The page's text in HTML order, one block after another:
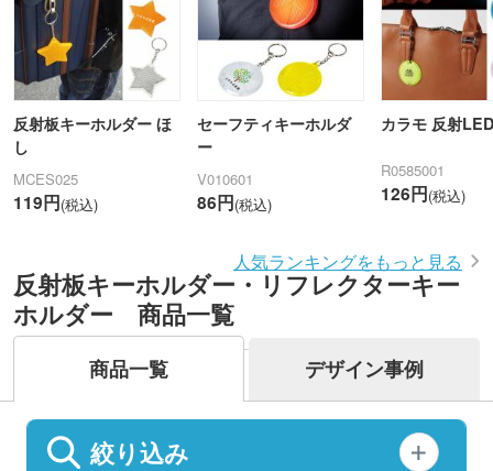
反射板キーホルダー ほ
し
MCES025
119円(税込)
セーフティキーホルダ
ー
V010601
86円(税込)
カラモ 反射
R0585001
126円(税込)
人気ランキングをもっと見る
反射板キーホルダー・リフレクターキー
ホルダー 商品一覧
商品一覧 デザイン事例
絞り込み